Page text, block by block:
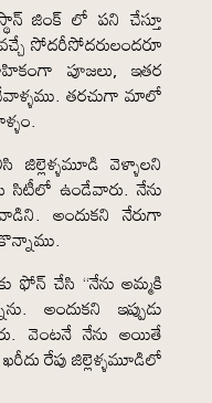
జింక్ లో పని చేస్తూ
సోదరీసోదరులందరూ
పూజలు, ఇతర
తరచుగా మాలో
జిల్లెళ్ళమూడి వెళ్ళాలని
ఉండేవారు. నేను
అందుకని నేరుగా
చేసి “నేను అమ్మకి
అందుకని ఇప్పుడు
వెంటనే నేను అయితే
రేపు జిల్లెళ్ళమూడిలో